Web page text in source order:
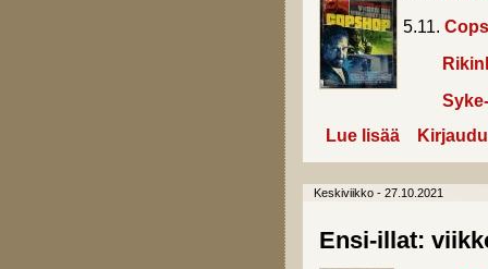
5.11.
Lue lisää about Ensi-
Keskiviikko - 27.10.2021
Ensi-illat: